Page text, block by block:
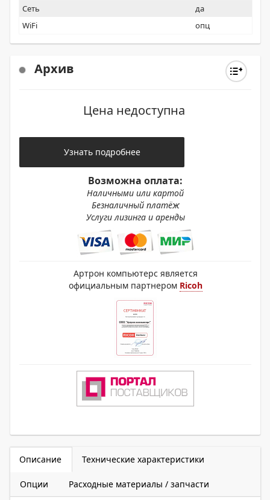
Сеть
да
WiFi
опц
Архив
Цена недоступна
Узнать подробнее
Возможна оплата:
Наличными или картой
Безналичный платёж
Услуги лизинга и аренды
Артрон компьютерс является
официальным партнером Ricoh
Описание Технические характеристики
Опции Расходные материалы / запчасти